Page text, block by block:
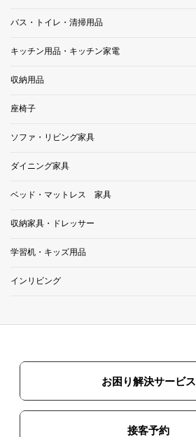
バス・トイレ・清掃用品
キッチン用品・キッチン家電
収納用品
座椅子
ソファ・リビング家具
ダイニング家具
ベッド・マットレス 家具
収納家具・ドレッサー
学習机・キッズ用品
インリビング
お困り解決サービス
接客予約